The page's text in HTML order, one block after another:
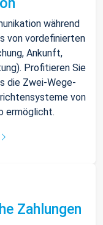
während
von vordefinierten
Ankunft,
Profitieren Sie
die Zwei-Wege-
von
ermöglicht.
Zahlungen